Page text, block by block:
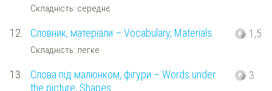
Складність: середнє
12. Словник, матеріали – Vocabulary, Materials
Складність: легке
1,5
13.
Слова під малюнком, фігури – Words under
the picture, Shapes
3